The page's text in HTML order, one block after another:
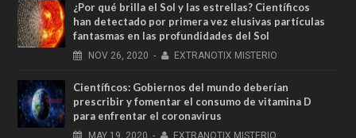
¿Por qué brilla el Sol y las estrellas? Científicos
han detectado por primera vez elusivas partículas
fantasmas en las profundidades del Sol
NOV 26, 2020 - EXTRANOTIX MISTERIO
Científicos: Gobiernos del mundo deberían
prescribir y fomentar el consumo de vitamina D
para enfrentar el coronavirus